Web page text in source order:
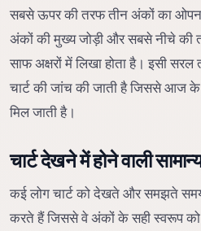
सबसे ऊपर की तरफ तीन अंकों का ओपन
अंकों की मुख्य जोड़ी और सबसे नीचे की
साफ अक्षरों में लिखा होता है। इसी सरल
चार्ट की जांच की जाती है जिससे आज के
मिल जाती है।
चार्ट देखने में होने वाली
कई लोग चार्ट को देखते और समझते
करते हैं जिससे वे अंकों के सही स्वरूप को